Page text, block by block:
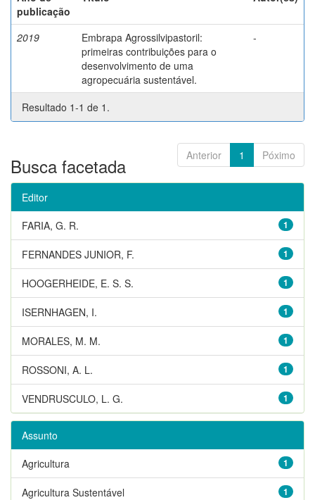
publicação
2019
Embrapa Agrossilvipastoril:
primeiras contribuições para o
desenvolvimento de uma
agropecuária sustentável.
-
Resultado 1-1 de 1.
Anterior 1 Póximo
Busca facetada
Editor
1
FARIA, G. R.
1
FERNANDES JUNIOR, F.
1
HOOGERHEIDE, E. S. S.
1
ISERNHAGEN, I.
1
MORALES, M. M.
1
ROSSONI, A. L.
1
VENDRUSCULO, L. G.
Assunto
1
Agricultura
1
Agricultura Sustentável